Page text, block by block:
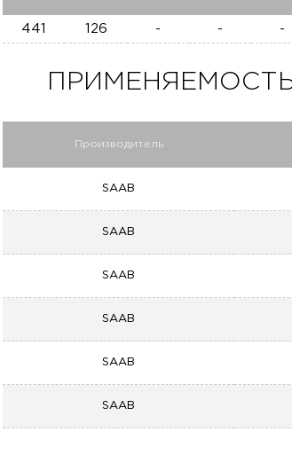
441 126 - - -
ПРИМЕНЯЕМОСТЬ
Производитель
SAAB
SAAB
SAAB
SAAB
SAAB
SAAB